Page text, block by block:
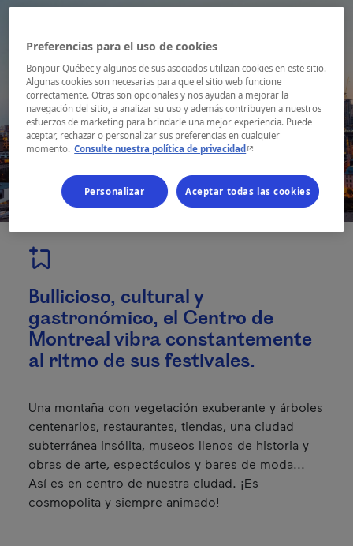
Bullicioso, cultural y
gastronómico, el Centro de
Montreal vibra constantemente
al ritmo de sus festivales.
Una montaña con vegetación exuberante y árboles
centenarios, restaurantes, tiendas, una ciudad
subterránea insólita, museos llenos de historia y
obras de arte, espectáculos y bares de moda...
Así es en centro de nuestra ciudad. ¡Es
cosmopolita y siempre animado!
Preferencias para el uso de cookies
Bonjour Québec y algunos de sus asociados utilizan cookies en este sitio.
Algunas cookies son necesarias para que el sitio web funcione
correctamente. Otras son opcionales y nos ayudan a mejorar la
navegación del sitio, a analizar su uso y además contribuyen a nuestros
esfuerzos de marketing para brindarle una mejor experiencia. Puede
aceptar, rechazar o personalizar sus preferencias en cualquier
momento. Consulte nuestra política de privacidad- Este hipervínculo se
Personalizar Aceptar todas las cookies